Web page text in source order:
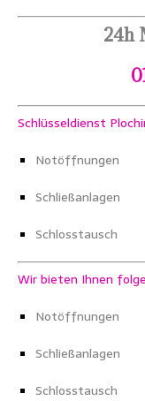
24h
Schlüsseldienst
Notöffnungen
Schließanlagen
Schlosstausch
Wir bieten Ihnen
Notöffnungen
Schließanlagen
Schlosstausch